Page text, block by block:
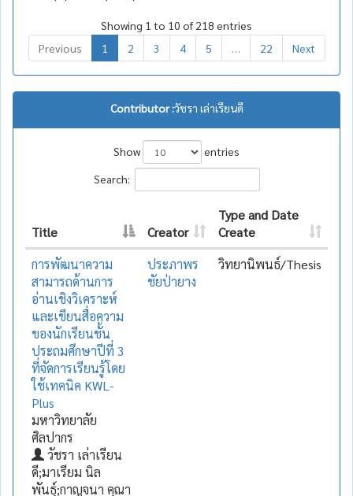
Showing 1 to 10 of 218 entries
Previous
1 2 3 4 5 22 Next
Contributor :วัชรา เล่าเรียนดี
Show
entries
Search:
Title Creator
Type and Date
Create
การพัฒนาความ
สามารถด้านการ
อ่านเชิงวิเคราะห์
และเขียนสื่อความ
ของนักเรียนชั้น
ประถมศึกษาปีที่ 3
ที่จัดการเรียนรู้โดย
ใช้เทคนิค KWL-
Plus
มหาวิทยาลัย
ศิลปากร
วัชรา เล่าเรียน
ดี;มาเรียม นิล
พันธุ์;กาญจนา คุณา
ประภาพร
ชัยป่ายาง
วิทยานิพนธ์/Thesis